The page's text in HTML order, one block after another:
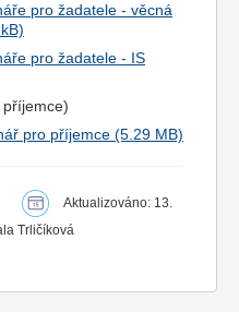
pro žadatele - věcná
pro žadatele - IS
příjemce)
pro příjemce
Aktualizováno: 13.
Trličíková